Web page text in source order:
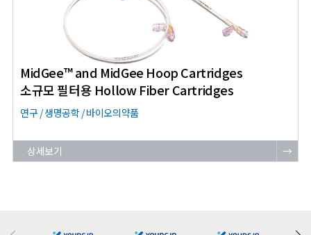
MidGee™ and MidGee Hoop Cartridges
소규모 필터용 Hollow Fiber Cartridges
연구 / 생명공학 / 바이오의약품
상세보기 →